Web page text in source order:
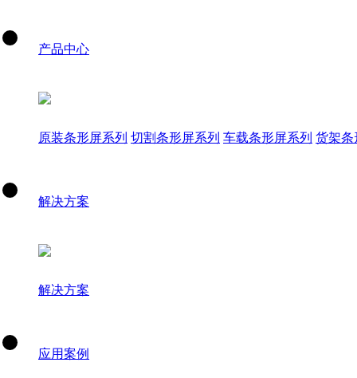
产品中心
原装条形屏系列 切割条形屏系列 车载条形屏系列 货架条
解决方案
解决方案
应用案例